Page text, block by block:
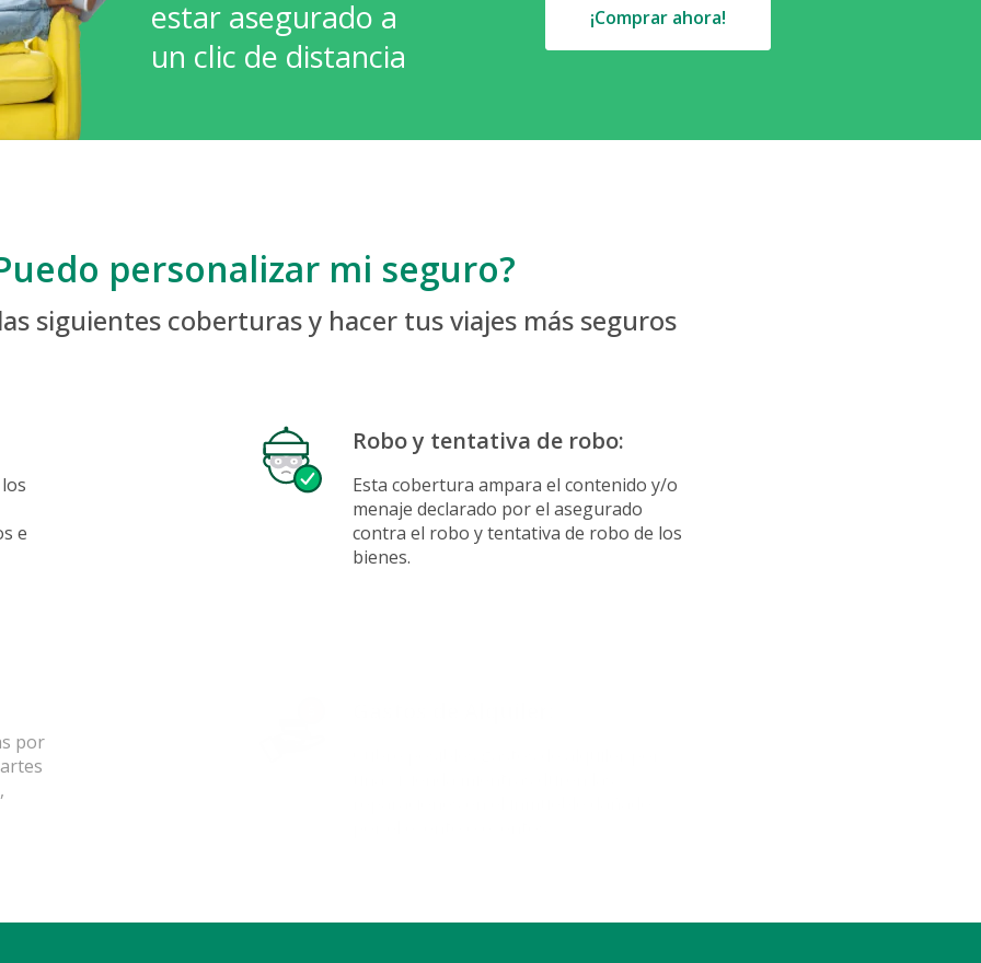
estar asegurado a
un clic de distancia
¡Comprar ahora!
personalizar mi seguro?
siguientes coberturas y hacer tus viajes más seguros
e
Robo y tentativa de robo:
Esta cobertura ampara el contenido y/o
menaje declarado por el asegurado
contra el robo y tentativa de robo de los
bienes.
por